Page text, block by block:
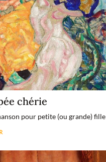
chérie
pour petite (ou grande) fille